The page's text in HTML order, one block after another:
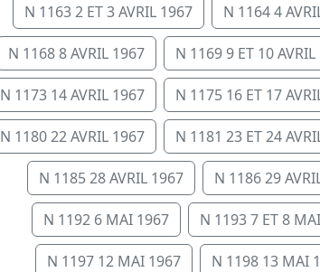
N 1163 2 ET 3 AVRIL 1967 N 1164 4
N 1168 8 AVRIL 1967 N 1169 9 ET 10
N 1173 14 AVRIL 1967 N 1175 16 ET 17
N 1180 22 AVRIL 1967 N 1181 23 ET 24
N 1185 28 AVRIL 1967 N 1186 29
N 1192 6 MAI 1967 N 1193 7 ET 8
N 1197 12 MAI 1967 N 1198 13 MAI